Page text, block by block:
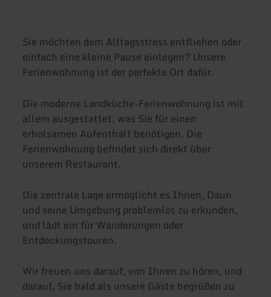
Sie möchten dem Alltagsstress entfliehen oder
einfach eine kleine Pause einlegen? Unsere
Ferienwohnung ist der perfekte Ort dafür.
Die moderne Landküche-Ferienwohnung ist mit
allem ausgestattet, was Sie für einen
erholsamen Aufenthalt benötigen. Die
Ferienwohnung befindet sich direkt über
unserem Restaurant.
Die zentrale Lage ermöglicht es Ihnen, Daun
und seine Umgebung problemlos zu erkunden,
und lädt ein für Wanderungen oder
Entdeckungstouren.
Wir freuen uns darauf, von Ihnen zu hören, und
darauf, Sie bald als unsere Gäste begrüßen zu